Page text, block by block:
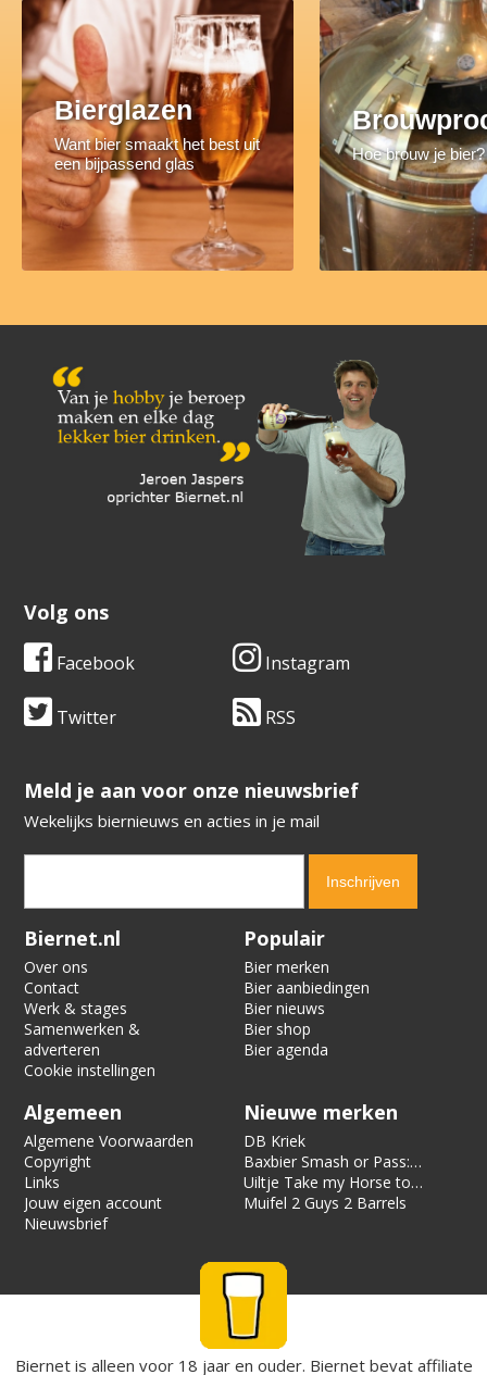
Bierglazen
Want bier smaakt het best uit
een bijpassend glas
Hoe brouw je bier?
Volg ons
Facebook Instagram
Twitter RSS
​​​​​​​Meld je aan voor onze nieuwsbrief
Wekelijks biernieuws en acties in je mail
Verification code:
Biernet.nl
Over ons
Contact
Werk & stages
Samenwerken &
adverteren
Cookie instellingen
Populair
Bier merken
Bier aanbiedingen
Bier nieuws
Bier shop
Bier agenda
Algemeen
Algemene Voorwaarden
Copyright
Links
Jouw eigen account
Nieuwsbrief
Nieuwe merken
DB Kriek
Baxbier Smash or Pass:
Strata
Uiltje Take my Horse to
the Hotel Room
Muifel 2 Guys 2 Barrels
Biernet is alleen voor 18 jaar en ouder. Biernet bevat affiliate